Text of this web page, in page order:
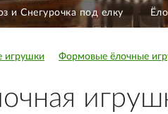
и Снегурочка под елку
игрушки Формовые ёлочные